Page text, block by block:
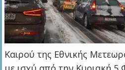
Καιρού της Εθνικής